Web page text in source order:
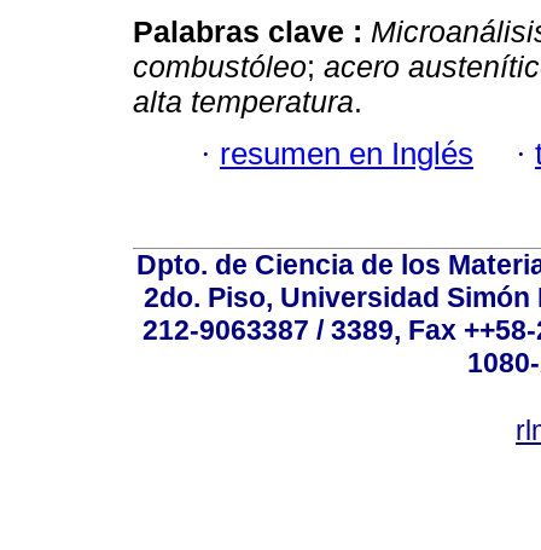
Palabras clave :
combustóleo; acero
alta temperatura.
· resumen en Inglés ·
Dpto. de Ciencia de los
2do. Piso, Universidad
212-9063387 / 3389, Fax